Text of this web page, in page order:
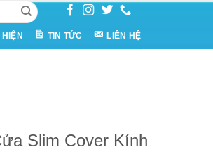
TIN TỨC LIÊN HỆ
Slim Cover Kính